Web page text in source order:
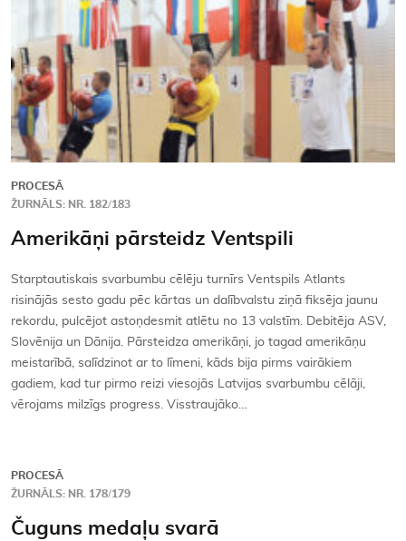
PROCESĀ
ŽURNĀLS: NR. 182/183
Amerikāņi pārsteidz Ventspili
Starptautiskais svarbumbu cēlēju turnīrs Ventspils Atlants
risinājās sesto gadu pēc kārtas un dalībvalstu ziņā fiksēja jaunu
rekordu, pulcējot astoņdesmit atlētu no 13 valstīm. Debitēja ASV,
Slovēnija un Dānija. Pārsteidza amerikāņi, jo tagad amerikāņu
meistarībā, salīdzinot ar to līmeni, kāds bija pirms vairākiem
gadiem, kad tur pirmo reizi viesojās Latvijas svarbumbu cēlāji,
vērojams milzīgs progress. Visstraujāko…
PROCESĀ
ŽURNĀLS: NR. 178/179
Čuguns medaļu svarā